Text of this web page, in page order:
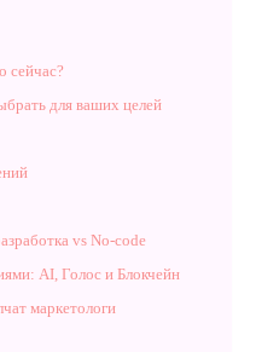
сейчас?
для ваших целей
vs No-code
AI, Голос и Блокчейн
маркетологи